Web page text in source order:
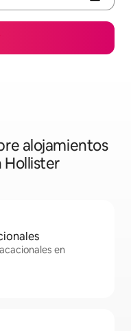
alojamientos
Hollister
en